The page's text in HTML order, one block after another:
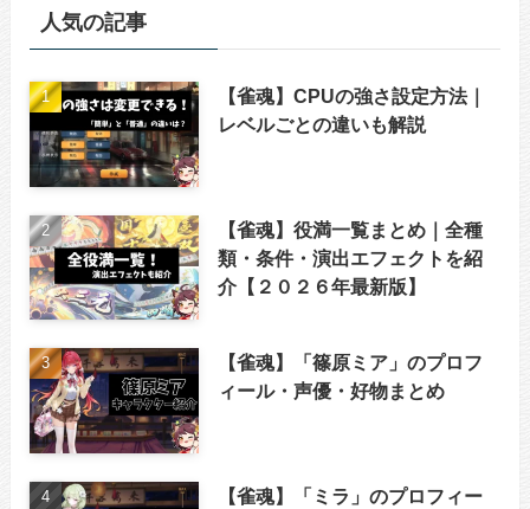
人気の記事
【雀魂】CPUの強さ設定方法｜
レベルごとの違いも解説
【雀魂】役満一覧まとめ｜全種
類・条件・演出エフェクトを紹
介【２０２６年最新版】
【雀魂】「篠原ミア」のプロフ
ィール・声優・好物まとめ
【雀魂】「ミラ」のプロフィー